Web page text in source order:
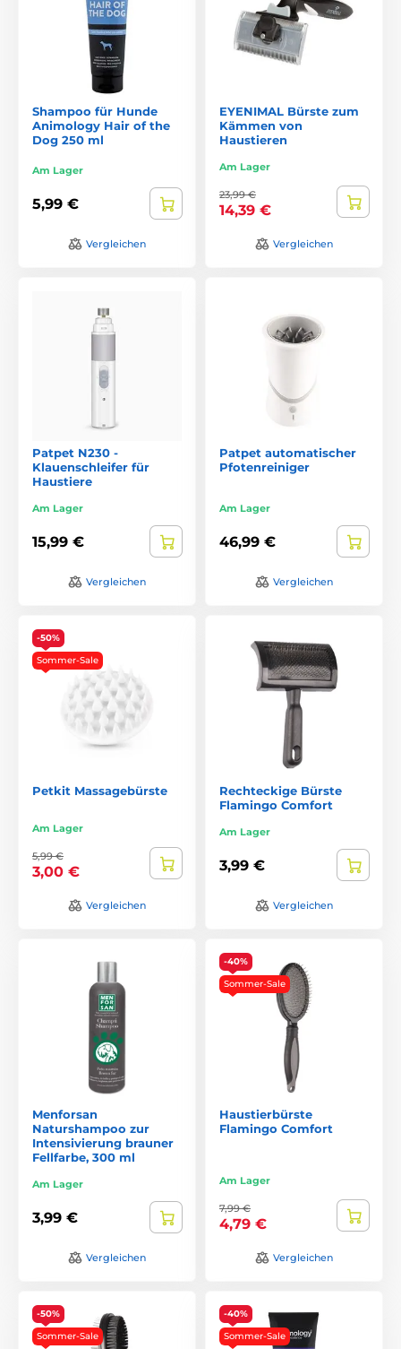
Shampoo für Hunde
Animology Hair of the
Dog 250 ml
Am Lager
5,99 €
Vergleichen
EYENIMAL Bürste zum
Kämmen von
Haustieren
Am Lager
23,99 €
14,39 €
Vergleichen
Patpet N230 -
Klauenschleifer für
Haustiere
Am Lager
15,99 €
Vergleichen
Patpet automatischer
Pfotenreiniger
Am Lager
46,99 €
Vergleichen
-50%
Sommer-Sale
Petkit Massagebürste
Am Lager
5,99 €
3,00 €
Vergleichen
Rechteckige Bürste
Flamingo Comfort
Am Lager
3,99 €
Vergleichen
Menforsan
Naturshampoo zur
Intensivierung brauner
Fellfarbe, 300 ml
Am Lager
3,99 €
Vergleichen
-40%
Sommer-Sale
Haustierbürste
Flamingo Comfort
Am Lager
7,99 €
4,79 €
Vergleichen
-50%
Sommer-Sale
-40%
Sommer-Sale